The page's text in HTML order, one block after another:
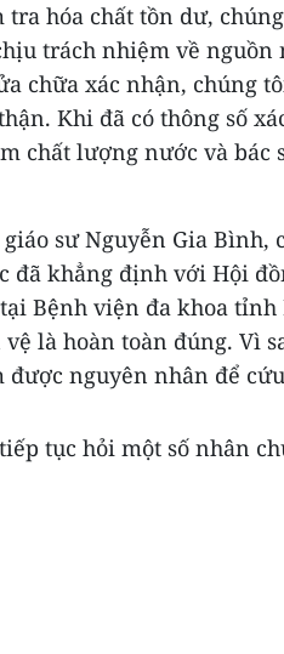
tra hóa chất tồn dư,
trách nhiệm về nguồn
chữa xác nhận, chúng
Khi đã có thông số
chất lượng nước và bác
sư Nguyễn Gia Bình,
đã khẳng định với Hội
Bệnh viện đa khoa tỉnh
là hoàn toàn đúng. Vì
được nguyên nhân để
tục hỏi một số nhân